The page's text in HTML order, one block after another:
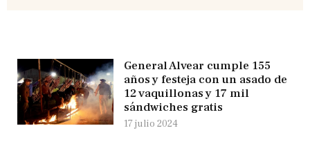
General Alvear cumple 155
años y festeja con un asado de
12 vaquillonas y 17 mil
sándwiches gratis
17 julio 2024